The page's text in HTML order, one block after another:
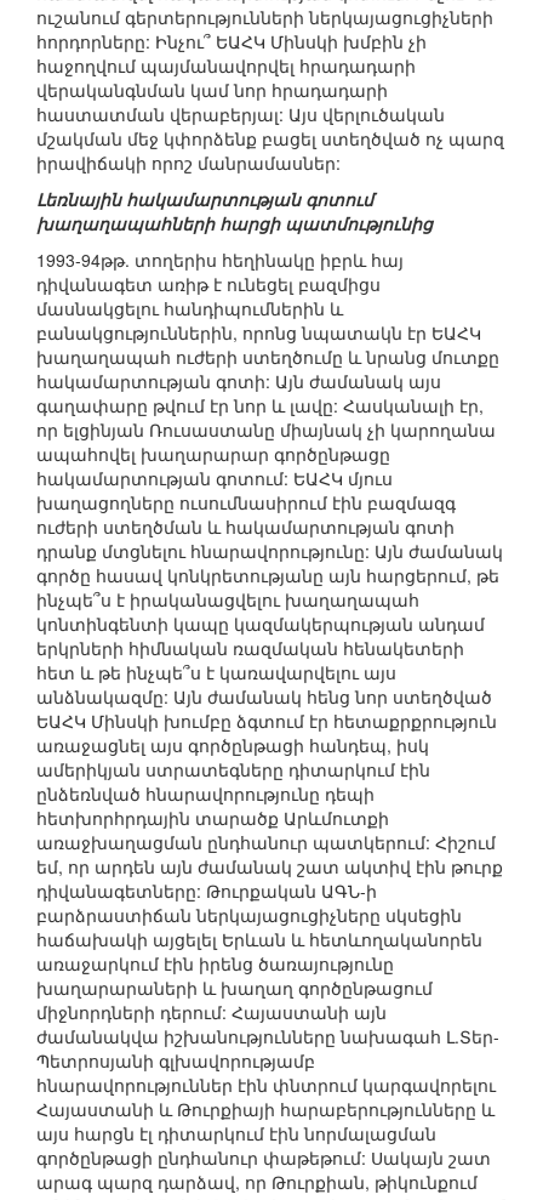
ուշանում գերտերությունների ներկայացուցիչների
հորդորները: Ինչու՞ ԵԱՀԿ Մինսկի խմբին չի
հաջողվում պայմանավորվել հրադադարի
վերականգնման կամ նոր հրադադարի
հաստատման վերաբերյալ: Այս վերլուծական
մշակման մեջ կփորձենք բացել ստեղծված ոչ պարզ
իրավիճակի որոշ մանրամասներ:
Լեռնային հակամարտության գոտում
խաղաղապահների հարցի պատմությունից
1993-94թթ. տողերիս հեղինակը իբրև հայ
դիվանագետ առիթ է ունեցել բազմիցս
մասնակցելու հանդիպումներին և
բանակցություններին, որոնց նպատակն էր ԵԱՀԿ
խաղաղապահ ուժերի ստեղծումը և նրանց մուտքը
հակամարտության գոտի: Այն ժամանակ այս
գաղափարը թվում էր նոր և լավը: Հասկանալի էր,
որ ելցինյան Ռուսաստանը միայնակ չի կարողանա
ապահովել խաղարարար գործընթացը
հակամարտության գոտում: ԵԱՀԿ մյուս
խաղացողները ուսումնասիրում էին բազմազգ
ուժերի ստեղծման և հակամարտության գոտի
դրանք մտցնելու հնարավորությունը: Այն ժամանակ
գործը հասավ կոնկրետությանը այն հարցերում, թե
ինչպե՞ս է իրականացվելու խաղաղապահ
կոնտինգենտի կապը կազմակերպության անդամ
երկրների հիմնական ռազմական հենակետերի
հետ և թե ինչպե՞ս է կառավարվելու այս
անձնակազմը: Այն ժամանակ հենց նոր ստեղծված
ԵԱՀԿ Մինսկի խումբը ձգտում էր հետաքրքրություն
առաջացնել այս գործընթացի հանդեպ, իսկ
ամերիկյան ստրատեգները դիտարկում էին
ընձեռնված հնարավորությունը դեպի
հետխորհրդային տարածք Արևմուտքի
առաջխաղացման ընդհանուր պատկերում: Հիշում
եմ, որ արդեն այն ժամանակ շատ ակտիվ էին թուրք
դիվանագետները: Թուրքական ԱԳՆ-ի
բարձրաստիճան ներկայացուցիչները սկսեցին
հաճախակի այցելել Երևան և հետևողականորեն
առաջարկում էին իրենց ծառայությունը
խաղարարաների և խաղաղ գործընթացում
միջնորդների դերում: Հայաստանի այն
ժամանակվա իշխանությունները նախագահ Լ.Տեր-
Պետրոսյանի գլխավորությամբ
հնարավորություններ էին փնտրում կարգավորելու
Հայաստանի և Թուրքիայի հարաբերությունները և
այս հարցն էլ դիտարկում էին նորմալացման
գործընթացի ընդհանուր փաթեթում: Սակայն շատ
արագ պարզ դարձավ, որ Թուրքիան, թիկունքում